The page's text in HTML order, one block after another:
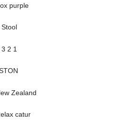
purple
2 1
Zealand
catur